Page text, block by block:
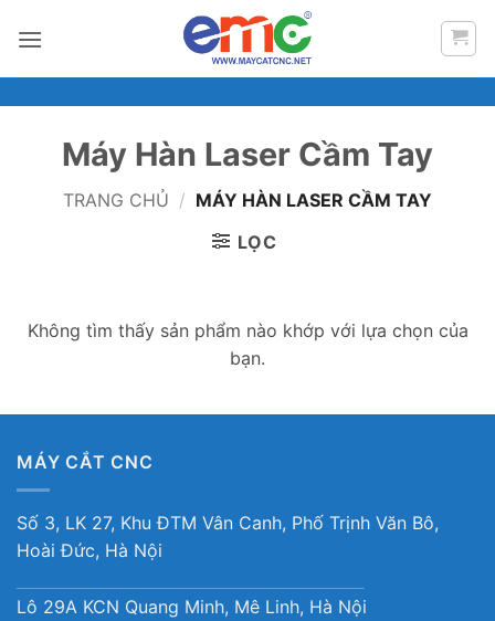
qua
Máy Hàn Laser Cầm Tay
TRANG CHỦ / MÁY HÀN LASER CẦM TAY
LỌC
Không tìm thấy sản phẩm nào khớp với lựa chọn của
bạn.
MÁY CẮT CNC
Số 3, LK 27, Khu ĐTM Vân Canh, Phố Trịnh Văn Bô,
Hoài Đức, Hà Nội
Lô 29A KCN Quang Minh, Mê Linh, Hà Nội